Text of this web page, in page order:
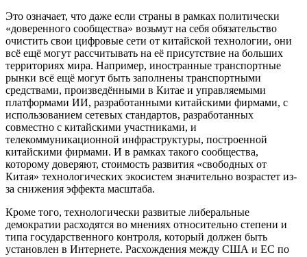
Это означает, что даже если страны в рамках политически
«доверенного сообщества» возьмут на себя обязательство
очистить свои цифровые сети от китайской технологии, они
всё ещё могут рассчитывать на её присутствие на больших
территориях мира. Например, иностранные транспортные
рынки всё ещё могут быть заполнены транспортными
средствами, произведёнными в Китае и управляемыми
платформами ИИ, разработанными китайскими фирмами, с
использованием сетевых стандартов, разработанных
совместно с китайскими участниками, и
телекоммуникационной инфраструктуры, построенной
китайскими фирмами. И в рамках такого сообщества,
которому доверяют, стоимость развития «свободных от
Китая» технологических экосистем значительно возрастет из-
за снижения эффекта масштаба.
Кроме того, технологически развитые либеральные
демократии расходятся во мнениях относительно степени и
типа государственного контроля, который должен быть
установлен в Интернете. Расхождения между США и ЕС по